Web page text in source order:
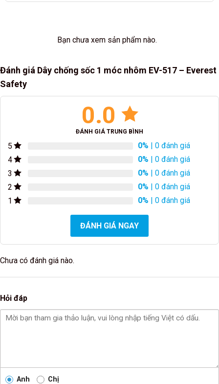
Bạn chưa xem sản phẩm nào.
Đánh giá Dây chống sốc 1 móc nhôm EV-517 – Everest
Safety
0.0
ĐÁNH GIÁ TRUNG BÌNH
5 0% | 0 đánh giá
4
0% | 0 đánh giá
3
0% | 0 đánh giá
2
0% | 0 đánh giá
1
0% | 0 đánh giá
ĐÁNH GIÁ NGAY
Chưa có đánh giá nào.
Hỏi đáp
Anh Chị